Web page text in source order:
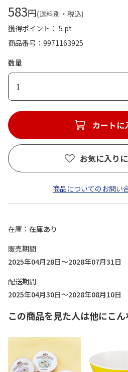
583円(送料別・税込)
獲得ポイント： 5 pt
商品番号
9971163925
数量
1
カートに
お気に入り
商品についてのお問い
在庫
在庫あり
販売期間
2025年04月28日～2028年07月31日
配送期間
2025年04月30日～2028年08月10日
この商品を見た人は他にこ